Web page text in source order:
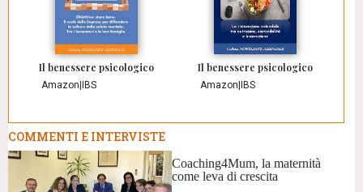
Il benessere psicologico
Amazon IBS
Il benessere psicologico
Amazon IBS
COMMENTI E INTERVISTE
Coaching4Mum, la maternità
come leva di crescita